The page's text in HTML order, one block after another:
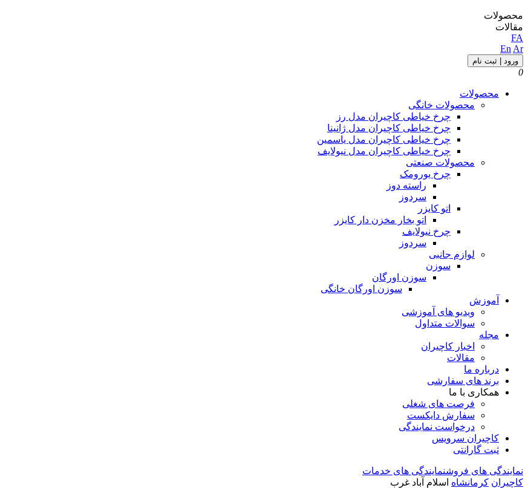
محصولات
مقالات
FA
En Ar
ورود | ثبت نام
0
محصولات
محصولات خانگی
چرخ خیاطی کاچیران مدل رز
چرخ خیاطی کاچیران مدل ژانینا
چرخ خیاطی کاچیران مدل یاسمین
چرخ خیاطی کاچیران مدل نیولایف
محصولات صنعتی
چرخ یورومک
راسته دوز
سردوز
اتو کایزر
اتو بخار مخزن دار کایزر
چرخ نیولایف
سردوز
لوازم جانبی
سوزن
سوزن اورگان
سوزن اورگان خانگی
آموزش
ویدیو های آموزشی
سوالات متداول
مجله
اخبار کاچیران
مقالات
درباره ما
برند های سفارشی
همکاری با ما
فرصت های شغلی
سفارش دایکست
درخواست نمایندگی
کاچیران سرویس
ثبت گارانتی
نمایندگی های فروشنمایندگی های خدمات
کاچیران کرمانشاه اسلام آباد غرب